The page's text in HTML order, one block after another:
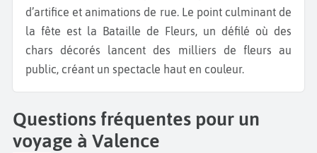
d’artifice et animations de rue. Le point culminant de
la fête est la Bataille de Fleurs, un défilé où des
chars décorés lancent des milliers de fleurs au
public, créant un spectacle haut en couleur.
Questions fréquentes pour un
voyage à Valence